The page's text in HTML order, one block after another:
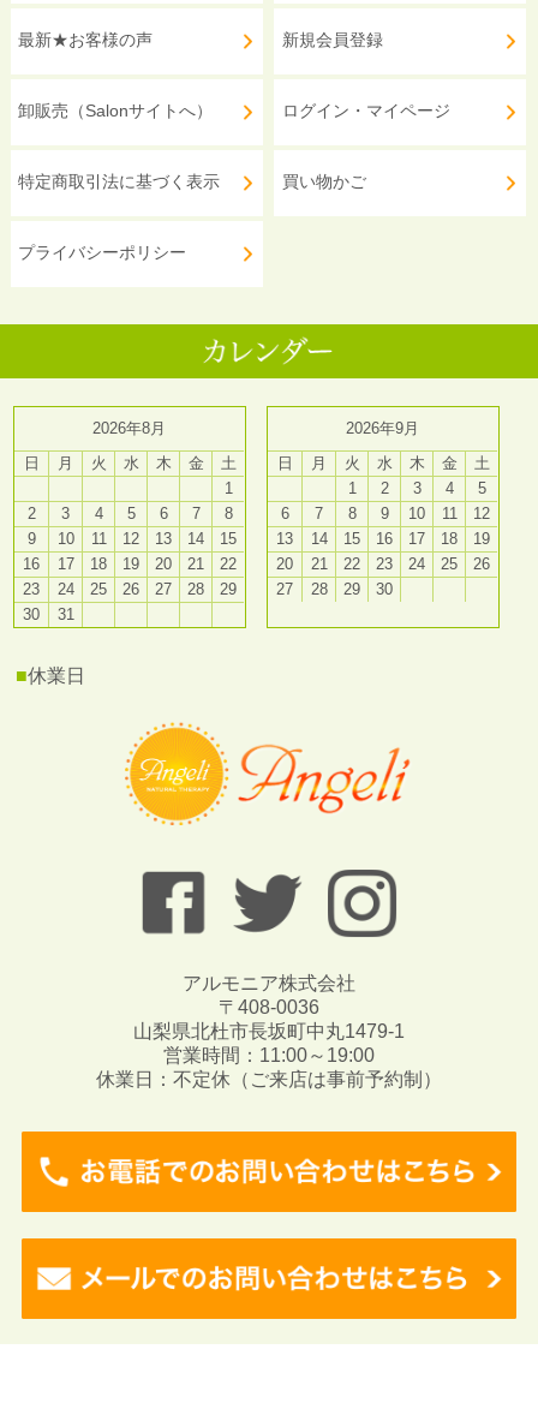
最新★お客様の声
卸販売（Salonサイトへ）
特定商取引法に基づく表示
プライバシーポリシー
新規会員登録
ログイン・マイページ
買い物かご
2026年8月
日
月 火 水 木 金
土
1
2
3 4 5 6 7
8
9
10 11 12 13 14
15
16
17 18 19 20 21
22
23
24 25 26 27 28
29
30
31
2026年9月
日
月 火 水 木 金
土
1
2 3 4
5
6
7 8 9 10 11
12
13
14 15 16 17 18
19
20
21 22 23 24 25
26
27
28 29 30
■休業日
アルモニア株式会社
〒408-0036
山梨県北杜市長坂町中丸1479-1
営業時間：11:00～19:00
休業日：不定休（ご来店は事前予約制）